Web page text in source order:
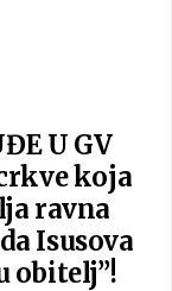
U GV
koja
ravna
Isusova
obitelj”!